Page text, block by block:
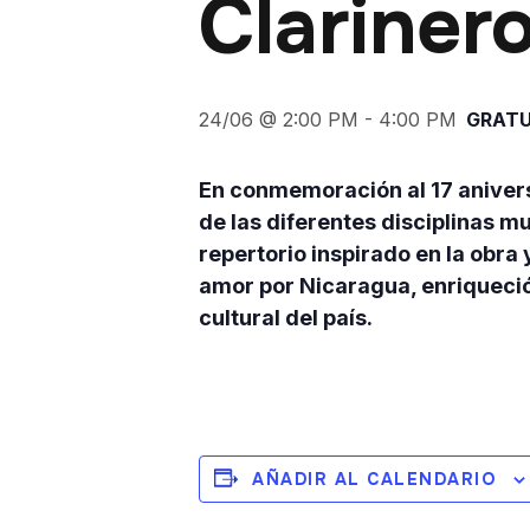
24/06 @ 2:00 PM - 4:00 PM
En conmemoración al 17
de las diferentes disciplinas
repertorio inspirado en la obra
amor por Nicaragua,
cultural del país.
AÑADIR AL CALENDARIO